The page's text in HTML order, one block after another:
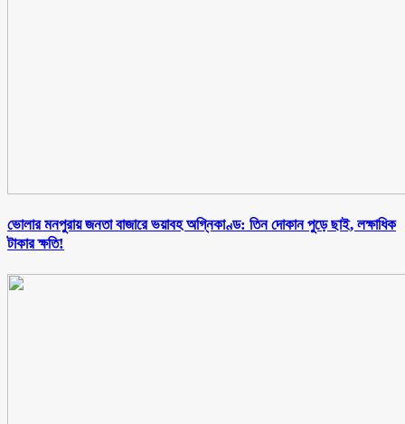
ভোলার মনপুরায় জনতা বাজারে ভয়াবহ অগ্নিকাণ্ড: তিন দোকান পুড়ে ছাই, লক্ষাধিক
টাকার ক্ষতি!